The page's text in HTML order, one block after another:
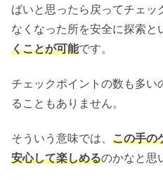
ばいと思ったら戻ってチェ
なくなった所を安全に探索と
くことが可能です。
チェックポイントの数も多い
ることもありません。
そういう意味では、 この手の
安心して楽しめるのかなと思